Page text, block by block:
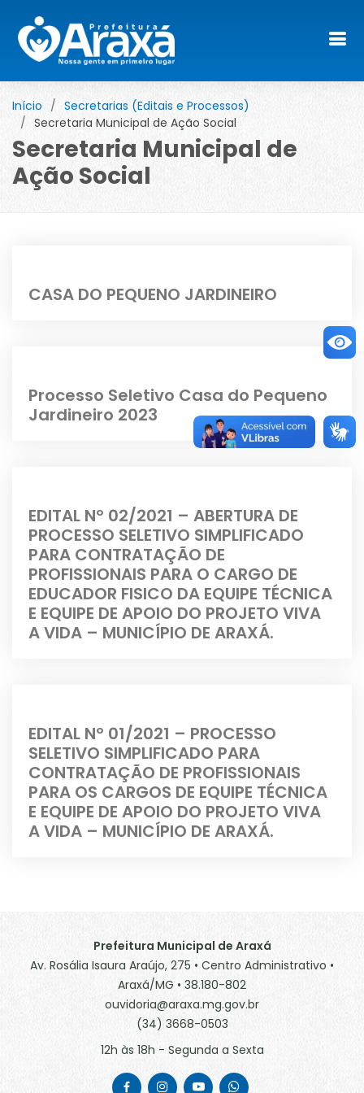
Início
Secretarias (Editais e Processos)
Secretaria Municipal de Ação Social
Secretaria Municipal de
Ação Social
CASA DO PEQUENO JARDINEIRO
Processo Seletivo Casa do Pequeno
Jardineiro 2023
EDITAL Nº 02/2021 – ABERTURA DE
PROCESSO SELETIVO SIMPLIFICADO
PARA CONTRATAÇÃO DE
PROFISSIONAIS PARA O CARGO DE
EDUCADOR FISICO DA EQUIPE TÉCNICA
E EQUIPE DE APOIO DO PROJETO VIVA
A VIDA – MUNICÍPIO DE ARAXÁ.
EDITAL Nº 01/2021 – PROCESSO
SELETIVO SIMPLIFICADO PARA
CONTRATAÇÃO DE PROFISSIONAIS
PARA OS CARGOS DE EQUIPE TÉCNICA
E EQUIPE DE APOIO DO PROJETO VIVA
A VIDA – MUNICÍPIO DE ARAXÁ.
Prefeitura Municipal de Araxá
Av. Rosália Isaura Araújo, 275 • Centro Administrativo •
Araxá/MG • 38.180-802
ouvidoria@araxa.mg.gov.br
(34) 3668-0503
12h às 18h - Segunda a Sexta